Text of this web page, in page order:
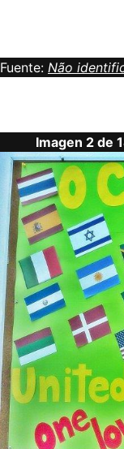
Fuente: Não
Imagen 2 de